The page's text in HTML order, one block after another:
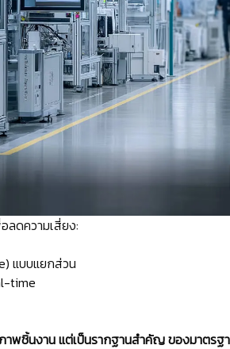
ลดความเสี่ยง:
แบบแยกส่วน
time
พชิ้นงาน แต่เป็นรากฐานสำคัญ ของมาตรฐา